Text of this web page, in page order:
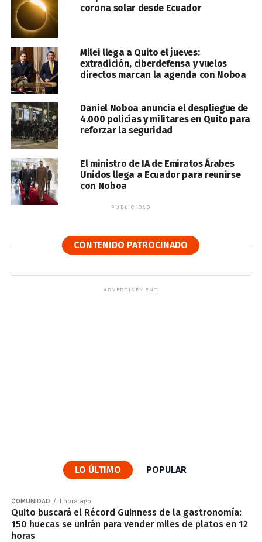
corona solar desde Ecuador
Milei llega a Quito el jueves:
extradición, ciberdefensa y vuelos
directos marcan la agenda con Noboa
Daniel Noboa anuncia el despliegue de
4.000 policías y militares en Quito para
reforzar la seguridad
El ministro de IA de Emiratos Árabes
Unidos llega a Ecuador para reunirse
con Noboa
PUBLICIDAD
CONTENIDO PATROCINADO
ADVERTISEMENT
LO ÚLTIMO POPULAR
COMUNIDAD 1 hora ago
Quito buscará el Récord Guinness de la gastronomía:
150 huecas se unirán para vender miles de platos en 12
horas